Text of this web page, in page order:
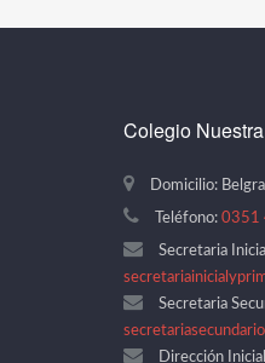
Colegio
Domicilio:
Teléfono: 0351
Secretaria
Secretaria
Dirección